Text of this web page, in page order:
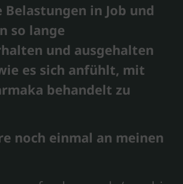
Belastungen in Job und
so lange
und ausgehalten
es sich anfühlt, mit
behandelt zu
noch einmal an meinen